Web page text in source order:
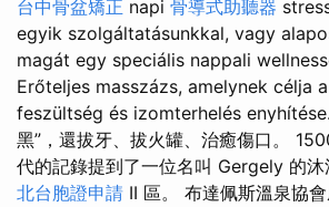
台中骨盆矯正 napi 骨導式助聽器
egyik szolgáltatásunkkal, vagy
magát egy speciális nappali
Erőteljes masszázs, amelynek célja
feszültség és izomterhelés
黑”，還拔牙、拔火罐、治癒傷口。
代的記錄提到了一位名叫 Gergely 的沐
北台胞證申請 II 區。 布達佩斯溫泉協